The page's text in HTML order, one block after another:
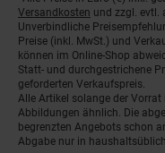
Versandkosten und zzgl. evtl.
Unverbindliche
Preise (inkl. MwSt.) und
können im Online-Shop
Statt- und durchgestrichene
geforderten Verkaufspreis.
Alle Artikel solange der
Abbildungen ähnlich. Die
begrenzten Angebots schon
Abgabe nur in